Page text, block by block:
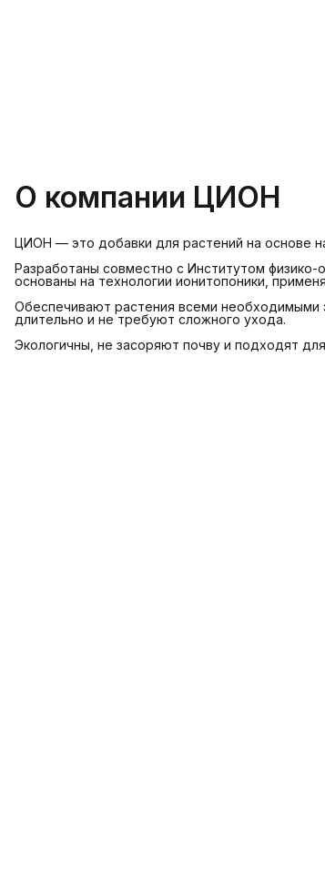
О компании ЦИОН
ЦИОН — это добавки для растений на основе
Разработаны совместно с Институтом
основаны на технологии ионитопоники,
Обеспечивают растения всеми необходимыми
длительно и не требуют сложного ухода.
Экологичны, не засоряют почву и подходят